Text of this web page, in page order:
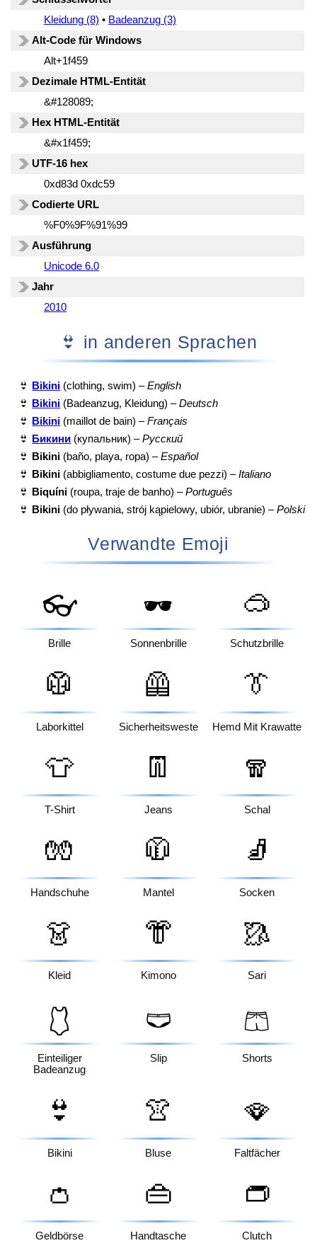
Kleidung (8) • Badeanzug (3)
Alt-Code für Windows
Alt+1f459
Dezimale HTML-Entität
&#128089;
Hex HTML-Entität
&#x1f459;
UTF-16 hex
0xd83d 0xdc59
Codierte URL
%F0%9F%91%99
Ausführung
Unicode 6.0
Jahr
2010
👙 in anderen Sprachen
👙 Bikini (clothing, swim) –English
👙
Bikini (Badeanzug, Kleidung) –Deutsch
👙
Bikini (maillot de bain) –Français
👙
Бикини (купальник) –Русский
👙
Bikini (baño, playa, ropa) –Español
👙
Bikini (abbigliamento, costume due pezzi) –Italiano
👙
Biquíni (roupa, traje de banho) –Português
👙
Bikini (do pływania, strój kąpielowy, ubiór, ubranie) –Polski
Verwandte Emoji
👓
Brille
🕶️
Sonnenbrille
🥽
Schutzbrille
🥼
Laborkittel
🦺
Sicherheitsweste
👔
Hemd Mit Krawatte
👕
T-Shirt
👖
Jeans
🧣
Schal
🧤
Handschuhe
🧥
Mantel
🧦
Socken
👗
Kleid
👘
Kimono
🥻
Sari
🩱
Einteiliger
Badeanzug
🩲
Slip
🩳
Shorts
👙
Bikini
👚
Bluse
🪭
Faltfächer
👛
Geldbörse
👜
Handtasche
👝
Clutch